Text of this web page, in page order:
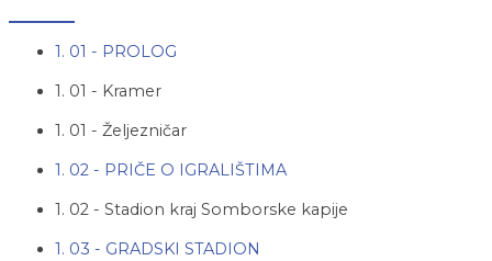
1. 01 - PROLOG
1. 01 - Kramer
1. 01 - Željezničar
1. 02 - PRIČE O IGRALIŠTIMA
1. 02 - Stadion kraj Somborske kapije
1. 03 - GRADSKI STADION